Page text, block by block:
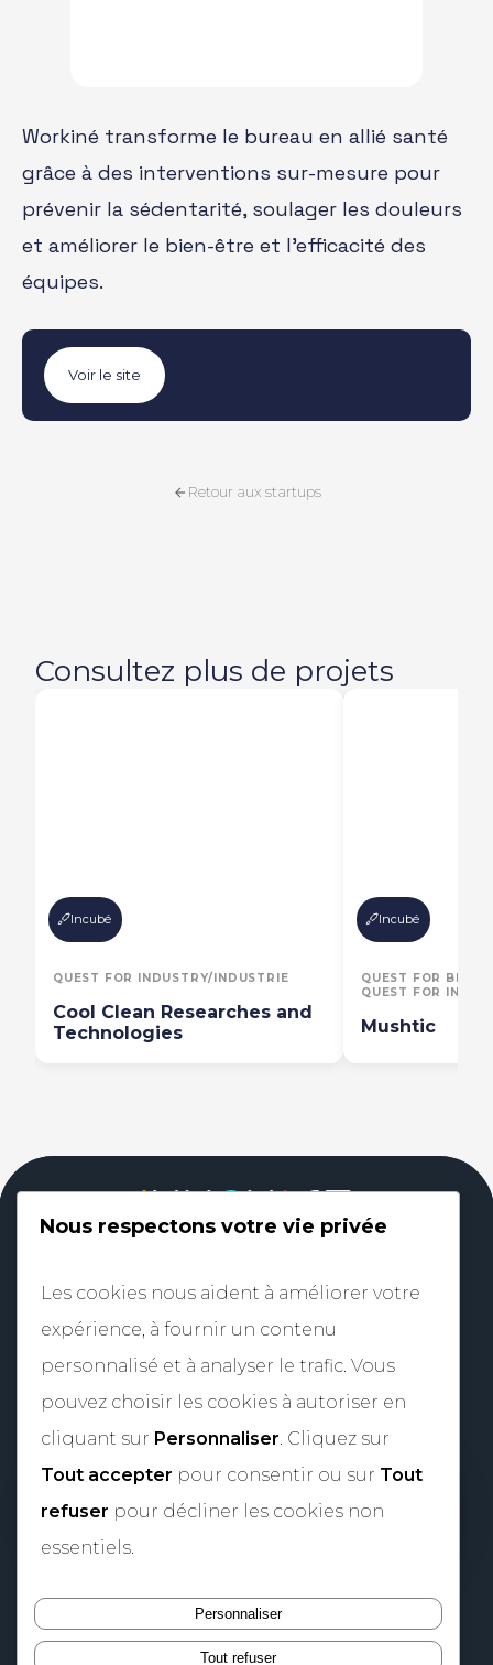
Workiné transforme le bureau en allié santé
grâce à des interventions sur-mesure pour
prévenir la sédentarité, soulager les douleurs
et améliorer le bien-être et l’efficacité des
équipes.
Voir le site
Retour aux startups
Consultez plus de projets
Incubé
QUEST FOR INDUSTRY/INDUSTRIE
Cool Clean Researches and
Technologies
Incubé
QUEST FOR
QUEST FOR
Mushtic
Nos programmes
Nos évènements
Nos filières
Notre équipe
Nos partenaires
Nos financeurs
Contact
team@innovact.com
Nous respectons votre vie privée
Les cookies nous aident à améliorer votre
expérience, à fournir un contenu
personnalisé et à analyser le trafic. Vous
pouvez choisir les cookies à autoriser en
cliquant sur Personnaliser . Cliquez sur
Tout accepter pour consentir ou sur Tout
refuser pour décliner les cookies non
essentiels.
Personnaliser
Tout refuser